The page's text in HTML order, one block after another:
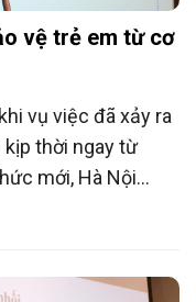
vệ trẻ em từ cơ
vụ việc đã xảy ra
kịp thời ngay từ
mới, Hà Nội
em từ cơ sở,